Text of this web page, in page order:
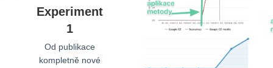
Experiment
1
Od publikace
kompletně nové